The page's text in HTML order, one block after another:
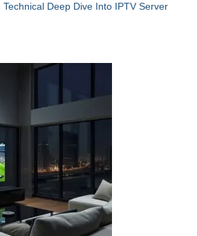
Deep Dive Into IPTV Server